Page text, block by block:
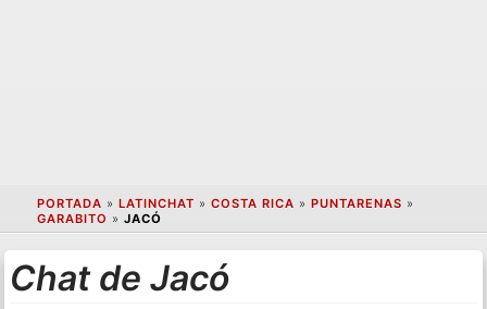
PORTADA » LATINCHAT » COSTA RICA » PUNTARENAS »
GARABITO » JACÓ
Chat de Jacó